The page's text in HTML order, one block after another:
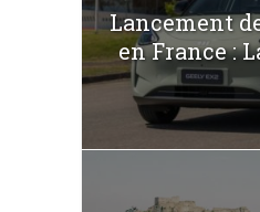
Lancement
en France :